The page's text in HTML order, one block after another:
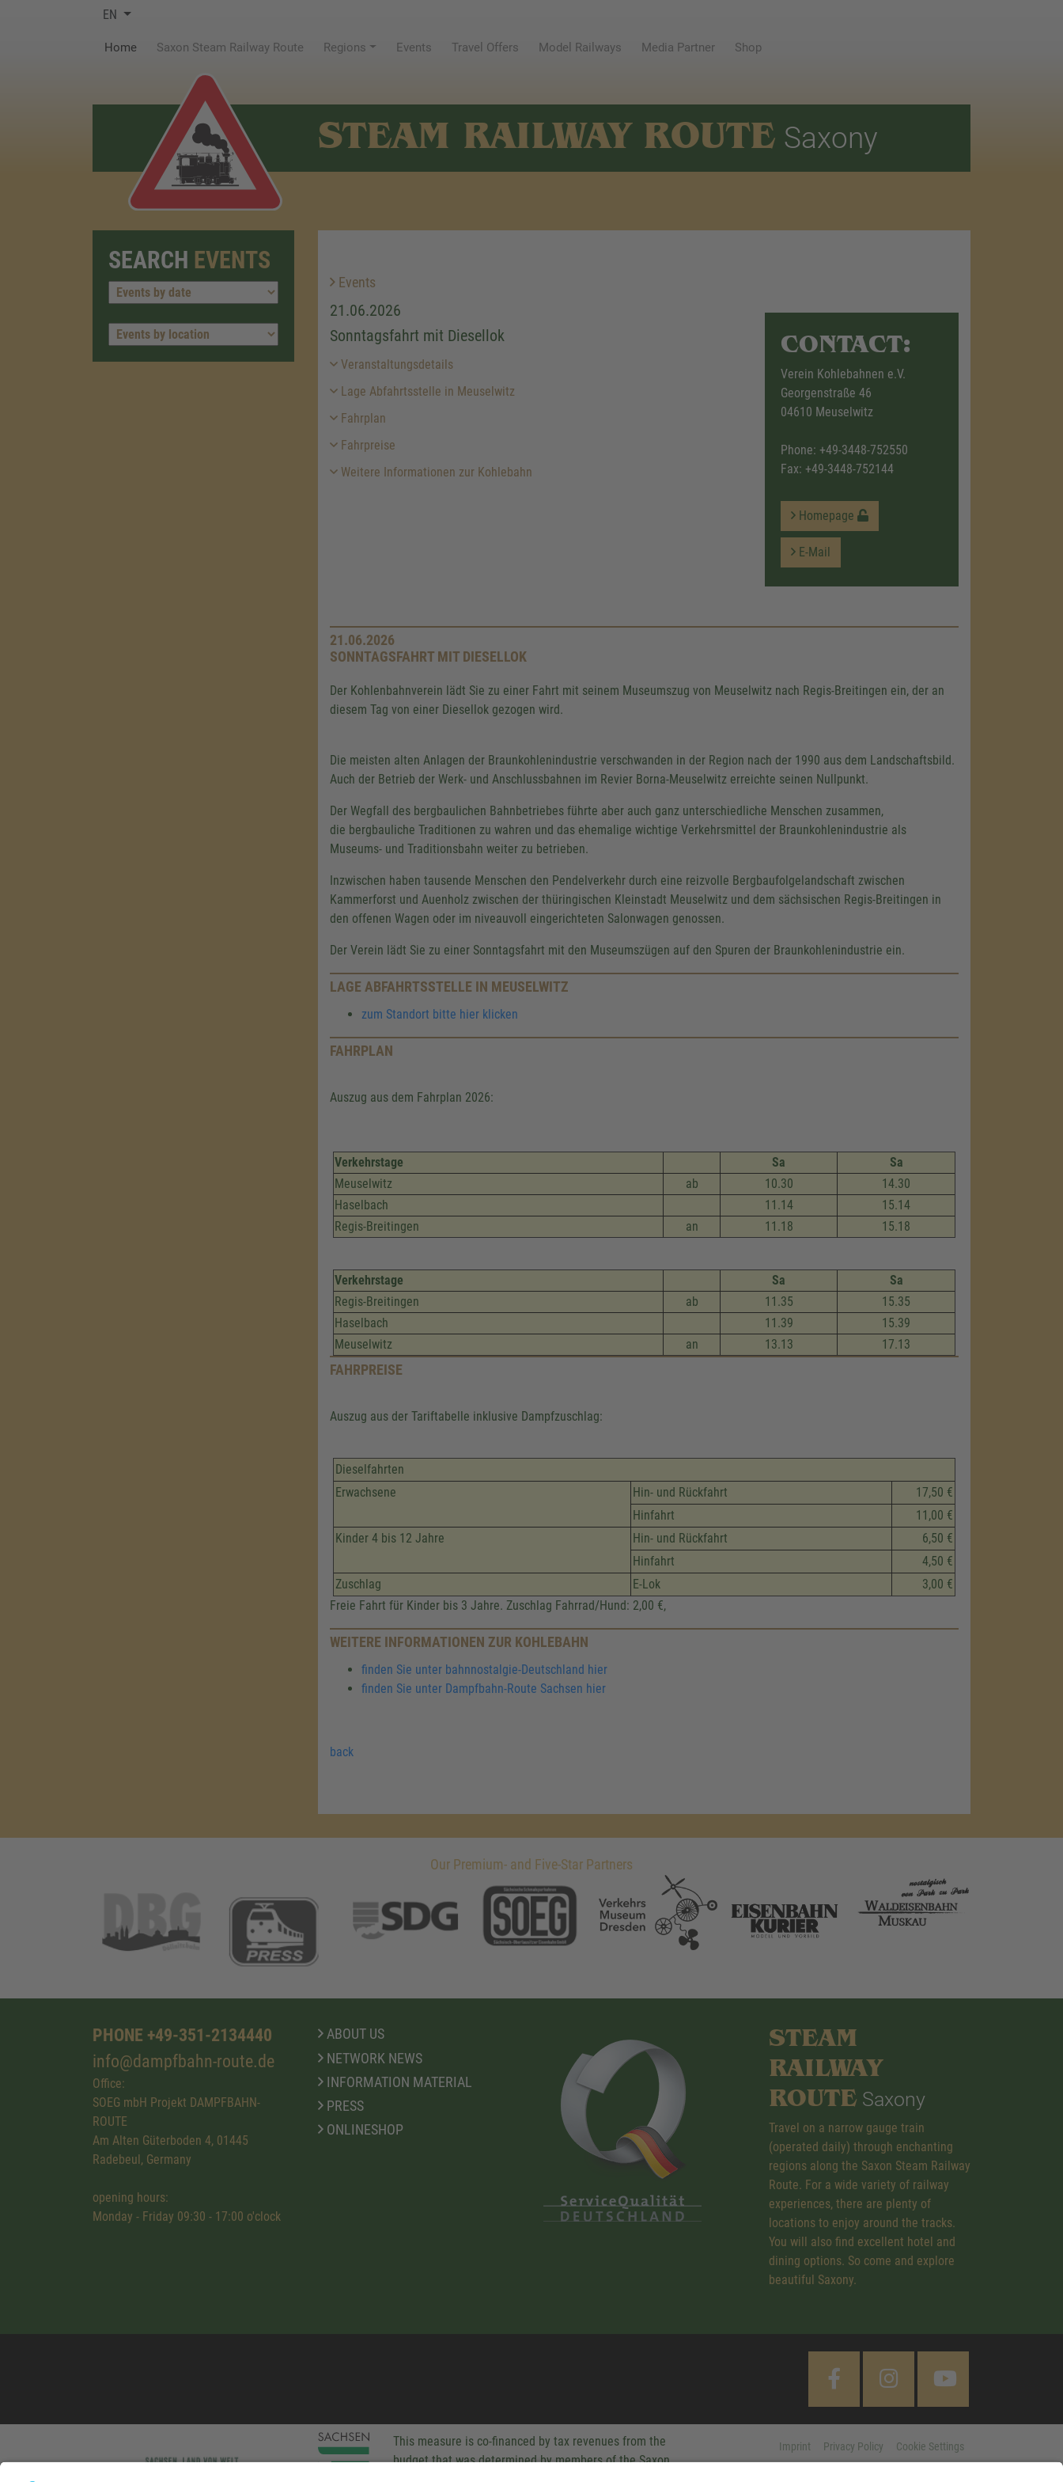
EN
Home(current)Saxon Steam Railway Route Regions Events Travel Offers Model Railways Media Partner Shop
STEAM RAILWAY ROUTE Saxony
SEARCH EVENTS
Events
21.06.2026
Sonntagsfahrt mit Diesellok
Veranstaltungsdetails
Lage Abfahrtsstelle in Meuselwitz
Fahrplan
Fahrpreise
Weitere Informationen zur Kohlebahn
CONTACT:
Verein Kohlebahnen e.V.
Georgenstraße 46
04610 Meuselwitz
Phone: +49-3448-752550
Fax: +49-3448-752144
Homepage
E-Mail
21.06.2026
SONNTAGSFAHRT MIT DIESELLOK
Der Kohlenbahnverein lädt Sie zu einer Fahrt mit seinem Museumszug von Meuselwitz nach Regis-Breitingen ein, der an
diesem Tag von einer Diesellok gezogen wird.
Die meisten alten Anlagen der Braunkohlenindustrie verschwanden in der Region nach der 1990 aus dem Landschaftsbild.
Auch der Betrieb der Werk- und Anschlussbahnen im Revier Borna-Meuselwitz erreichte seinen Nullpunkt.
Der Wegfall des bergbaulichen Bahnbetriebes führte aber auch ganz unterschiedliche Menschen zusammen,
die bergbauliche Traditionen zu wahren und das ehemalige wichtige Verkehrsmittel der Braunkohlenindustrie als
Museums- und Traditionsbahn weiter zu betrieben.
Inzwischen haben tausende Menschen den Pendelverkehr durch eine reizvolle Bergbaufolgelandschaft zwischen
Kammerforst und Auenholz zwischen der thüringischen Kleinstadt Meuselwitz und dem sächsischen Regis-Breitingen in
den offenen Wagen oder im niveauvoll eingerichteten Salonwagen genossen.
Der Verein lädt Sie zu einer Sonntagsfahrt mit den Museumszügen auf den Spuren der Braunkohlenindustrie ein.
LAGE ABFAHRTSSTELLE IN MEUSELWITZ
zum Standort bitte hier klicken
FAHRPLAN
Auszug aus dem Fahrplan 2026:
Verkehrstage Sa
Sa
Meuselwitz
ab 10.30
14.30
Haselbach
11.14
15.14
Regis-Breitingen
an 11.18 15.18
Verkehrstage Sa
Sa
Regis-Breitingen
ab 11.35
15.35
Haselbach
11.39
15.39
Meuselwitz
an 13.13 17.13
FAHRPREISE
Auszug aus der Tariftabelle inklusive Dampfzuschlag:
Dieselfahrten
Erwachsene
Hin- und Rückfahrt
17,50 €
Hinfahrt
11,00 €
Kinder 4 bis 12 Jahre
Hin- und Rückfahrt
6,50 €
Hinfahrt
4,50 €
Zuschlag
E-Lok
3,00 €
Freie Fahrt für Kinder bis 3 Jahre. Zuschlag Fahrrad/Hund: 2,00 €,
WEITERE INFORMATIONEN ZUR KOHLEBAHN
finden Sie unter bahnnostalgie-Deutschland hier
finden Sie unter Dampfbahn-Route Sachsen hier
back
Our Premium- and Five-Star Partners
PHONE +49-351-2134440
info@dampfbahn-route.de
Office:
SOEG mbH Projekt DAMPFBAHN-
ROUTE
Am Alten Güterboden 4, 01445
Radebeul, Germany
opening hours:
Monday - Friday 09:30 - 17:00 o'clock
ABOUT US
NETWORK NEWS
INFORMATION MATERIAL
PRESS
ONLINESHOP
STEAM
RAILWAY
ROUTE Saxony
Travel on a narrow gauge train
(operated daily) through enchanting
regions along the Saxon Steam Railway
Route. For a wide variety of railway
experiences, there are plenty of
locations to enjoy around the tracks.
You will also find excellent hotel and
dining options. So come and explore
beautiful Saxony.
This measure is co-financed by tax revenues from the
budget that was determined by members of the Saxon
Imprint Privacy Policy Cookie Settings